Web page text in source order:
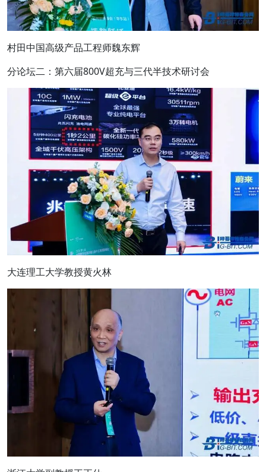
村田中国高级产品工程师魏东辉
分论坛二：第六届800V超充与三代半技术研讨会
大连理工大学教授黄火林